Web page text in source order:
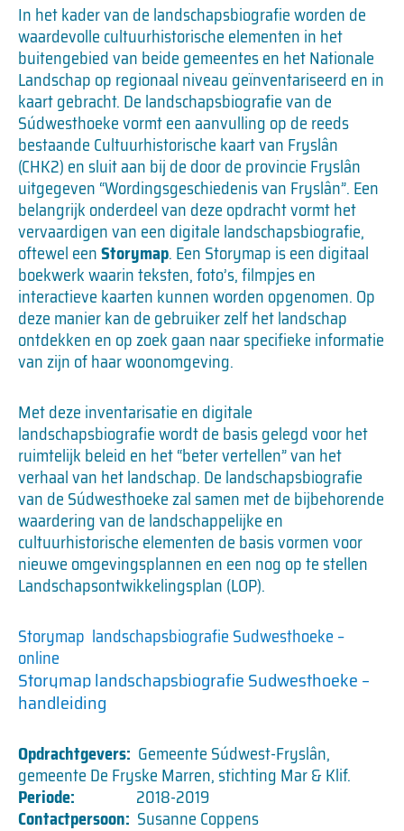
In het kader van de landschapsbiografie worden de
waardevolle cultuurhistorische elementen in het
buitengebied van beide gemeentes en het Nationale
Landschap op regionaal niveau geïnventariseerd en in
kaart gebracht. De landschapsbiografie van de
Súdwesthoeke vormt een aanvulling op de reeds
bestaande Cultuurhistorische kaart van Fryslân
(CHK2) en sluit aan bij de door de provincie Fryslân
uitgegeven “Wordingsgeschiedenis van Fryslân”. Een
belangrijk onderdeel van deze opdracht vormt het
vervaardigen van een digitale landschapsbiografie,
oftewel eenStorymap. Een Storymap is een digitaal
boekwerk waarin teksten, foto’s, filmpjes en
interactieve kaarten kunnen worden opgenomen. Op
deze manier kan de gebruiker zelf het landschap
ontdekken en op zoek gaan naar specifieke informatie
van zijn of haar woonomgeving.
Met deze inventarisatie en digitale
landschapsbiografie wordt de basis gelegd voor het
ruimtelijk beleid en het “beter vertellen” van het
verhaal van het landschap. De landschapsbiografie
van de Súdwesthoeke zal samen met de bijbehorende
waardering van de landschappelijke en
cultuurhistorische elementen de basis vormen voor
nieuwe omgevingsplannen en een nog op te stellen
Landschapsontwikkelingsplan (LOP).
Storymap landschapsbiografie Sudwesthoeke –
online
Storymap landschapsbiografie Sudwesthoeke –
handleiding
Opdrachtgevers: Gemeente Súdwest-Fryslân,
gemeente De Fryske Marren, stichting Mar & Klif.
Periode:
2018-2019
Contactpersoon: Susanne Coppens